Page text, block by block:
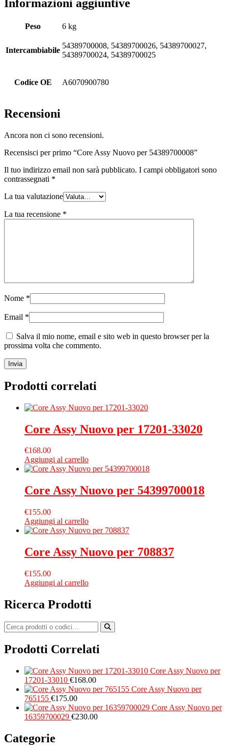
Informazioni aggiuntive
Peso 6 kg
Intercambiabile
54389700008, 54389700026, 54389700027,
54389700024, 54389700025
Codice OE A6070900780
Recensioni
Ancora non ci sono recensioni.
Recensisci per primo “Core Assy Nuovo per 54389700008”
Il tuo indirizzo email non sarà pubblicato. I campi obbligatori sono
contrassegnati *
La tua valutazione
La tua recensione *
Nome *
Email *
Salva il mio nome, email e sito web in questo browser per la
prossima volta che commento.
Prodotti correlati
Core Assy Nuovo per 17201-33020
€168.00
Aggiungi al carrello
Core Assy Nuovo per 54399700018
€155.00
Aggiungi al carrello
Core Assy Nuovo per 708837
€155.00
Aggiungi al carrello
Ricerca Prodotti
Prodotti Correlati
Core Assy Nuovo per
17201-33010 €168.00
Core Assy Nuovo per
765155 €175.00
Core Assy Nuovo per
16359700029 €230.00
Categorie